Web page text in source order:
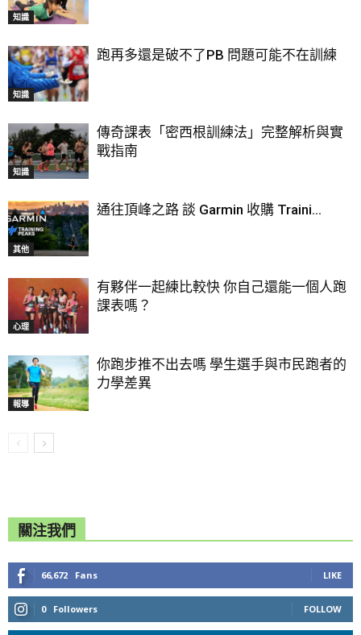
知識
知識
跑再多還是破不了PB 問題可能不在訓練
知識
傳奇課表「密西根訓練法」完整解析與實
戰指南
其他
通往頂峰之路 談 Garmin 收購 Traini...
心理
有夥伴一起練比較快 你自己還能一個人跑
課表嗎？
報導
你跑步推不出去嗎 學生選手與市民跑者的
力學差異
關注我們
66,672 Fans LIKE
0 Followers FOLLOW